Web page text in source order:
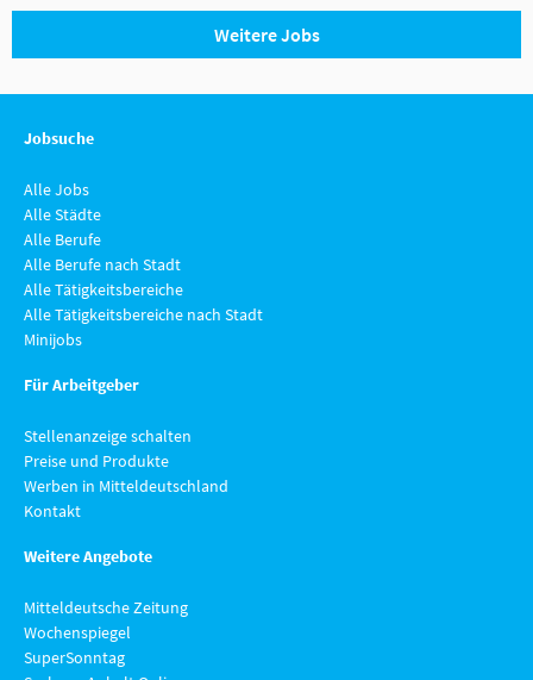
Weitere Jobs
Jobsuche
Alle Jobs
Alle Städte
Alle Berufe
Alle Berufe nach Stadt
Alle Tätigkeitsbereiche
Alle Tätigkeitsbereiche nach Stadt
Minijobs
Für Arbeitgeber
Stellenanzeige schalten
Preise und Produkte
Werben in Mitteldeutschland
Kontakt
Weitere Angebote
Mitteldeutsche Zeitung
Wochenspiegel
SuperSonntag